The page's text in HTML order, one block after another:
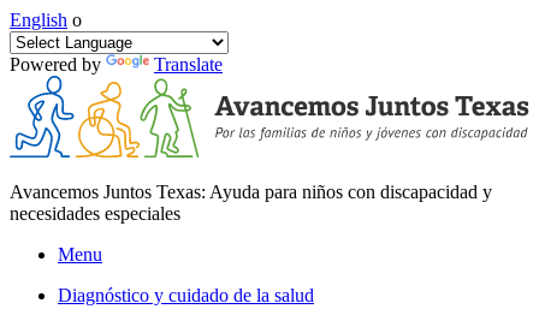
English o
Powered by Translate
Avancemos Juntos Texas: Ayuda para niños con discapacidad y
necesidades especiales
Menu
Diagnóstico y cuidado de la salud